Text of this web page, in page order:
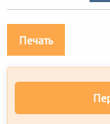
Печать